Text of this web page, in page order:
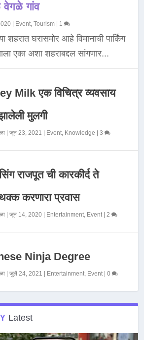
गांव
Event,Tourism 1
घरासमोर आहे विमानाची पार्किंग
एका अशा शहराबद्दल सांगणार...
Milk एक विचित्र व्यवसाय
मुलगी
|जून 23, 2021 Event, Knowledge |3
राजपूत ची कारकीर्द ते
करणारा प्रवास
|जून 14, 2020 Entertainment, Event|2
Ninja Degree
|जुलै 24, 2021 Entertainment, Event|0
Latest